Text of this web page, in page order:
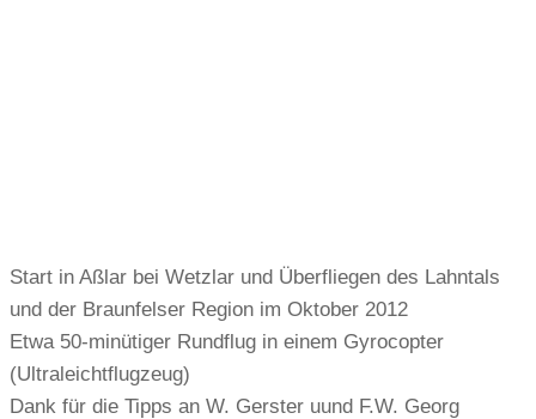
Start in Aßlar bei Wetzlar und Überfliegen des Lahntals
und der Braunfelser Region im Oktober 2012
Etwa 50-minütiger Rundflug in einem Gyrocopter
(Ultraleichtflugzeug)
Dank für die Tipps an W. Gerster uund F.W. Georg